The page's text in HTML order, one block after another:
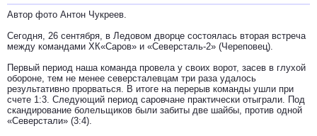
Автор фото Антон Чукреев.
Сегодня, 26 сентября, в Ледовом дворце состоялась вторая встреча
между командами ХК«Саров» и «Северсталь-2» (Череповец).
Первый период наша команда провела у своих ворот, засев в глухой
обороне, тем не менее северсталевцам три раза удалось
результативно прорваться. В итоге на перерыв команды ушли при
счете 1:3. Следующий период саровчане практически отыграли. Под
скандирование болельщиков были забиты две шайбы, против одной
«Северстали» (3:4).